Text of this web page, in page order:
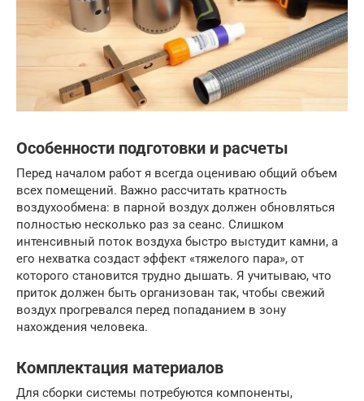
Особенности подготовки и расчеты
Перед началом работ я всегда оцениваю общий объем
всех помещений. Важно рассчитать кратность
воздухообмена: в парной воздух должен обновляться
полностью несколько раз за сеанс. Слишком
интенсивный поток воздуха быстро выстудит камни, а
его нехватка создаст эффект «тяжелого пара», от
которого становится трудно дышать. Я учитываю, что
приток должен быть организован так, чтобы свежий
воздух прогревался перед попаданием в зону
нахождения человека.
Комплектация материалов
Для сборки системы потребуются компоненты,